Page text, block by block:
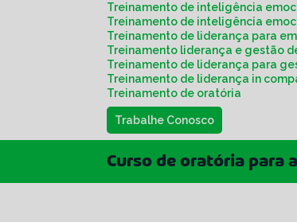
Treinamento de inteligência
Treinamento de inteligência
Treinamento de liderança para
Treinamento liderança e gestão
Treinamento de liderança para
Treinamento de liderança in
Treinamento de oratória
Trabalhe Conosco
Curso de oratória para